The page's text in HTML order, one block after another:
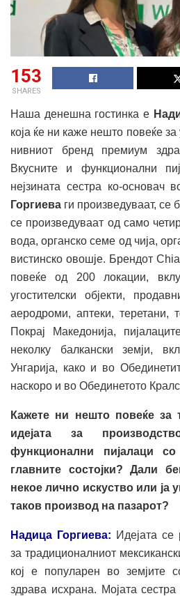
153
SHARES
Наша денешна гостинка е
која ќе ни каже нешто повеќе
нивниот бренд премиум
Вкусните и функционални
нејзината сестра ко-основач
Горгиева ги произведуваат, се
се произведуваат од само
вода, органско семе од чија,
вистинско овошје. Брендот
повеќе од 200 локации,
угостителски објекти,
аеродроми, аптеки, теретани,
Покрај Македонија,
неколку балкански земји,
Унгарија, како и во
наскоро и во Обединетото
Кажете ни нешто повеќе за
идејата за
функционални пијалаци
главните состојки? Дали
некое лично искуство или ја
таков производ на пазарот?
Надица Горгиева: Идејата
за традиционалниот
кој е популарен во земјите
здрава исхрана. Мојата